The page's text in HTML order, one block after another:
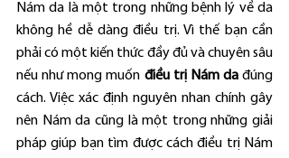
Nám da là một trong những bệnh lý về da
không hề dễ dàng điều trị. Vì thế bạn cần
phải có một kiến thức đầy đủ và chuyên sâu
nếu như mong muốn điều trị Nám da đúng
cách. Việc xác định nguyên nhan chính gây
nên Nám da cũng là một trong những giải
pháp giúp bạn tìm được cách điều trị Nám